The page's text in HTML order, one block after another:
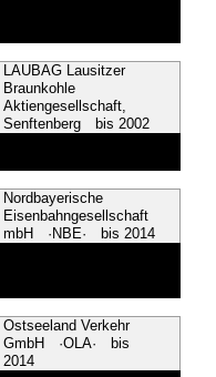
LAUBAG Lausitzer
Braunkohle
Aktiengesellschaft,
Senftenberg bis 2002
Nordbayerische
Eisenbahngesellschaft
mbH ·NBE· bis 2014
Ostseeland Verkehr
GmbH ·OLA· bis
2014